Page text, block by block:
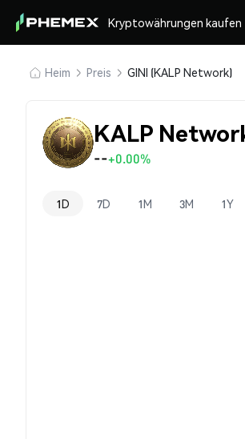
Kryptowährungen kaufen
Heim Preis GINI (KALP Network)
KALP
--+0.00%
1D 7D 1M 3M 1Y